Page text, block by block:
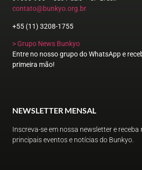
contato@bunkyo.org.br
+55 (11) 3208-1755
> Grupo News Bunkyo
Entre no nosso grupo do WhatsApp e
primeira mão!
NEWSLETTER MENSAL
Inscreva-se em nossa newsletter e receba
principais eventos e notícias do Bunkyo.